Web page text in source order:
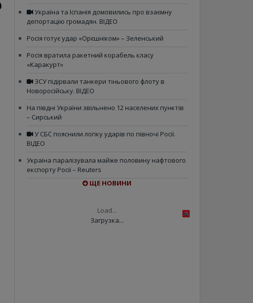
Україна та Іспанія домовились про взаємну
депортацію громадян. ВІДЕО
Росія готує удар «Орєшніком» – Зеленський
Росія вратила ракетний корабель класу
«Каракурт»
ЗСУ підірвали танкери тіньового флоту в
Новоросійську. ВІДЕО
На півдні України звільнено 12 населених пунктів
– Сирський
У СБС пояснили логіку ударів по півночі Росії.
ВІДЕО
Україна паралізувала майже половину нафтового
експорту Росії – Reuters
ЩЕ НОВИНИ
Load...
Загрузка...